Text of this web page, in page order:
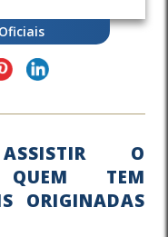
O
TEM
ORIGINADAS